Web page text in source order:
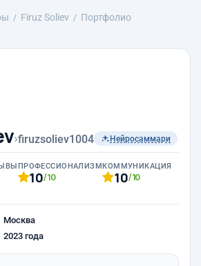
Firuz Soliev
Портфолио
›firuzsoliev1004 Нейросаммари
ПРОФЕССИОНАЛИЗМ
10/10
КОММУНИКАЦИЯ
10/10
Москва
2023 года